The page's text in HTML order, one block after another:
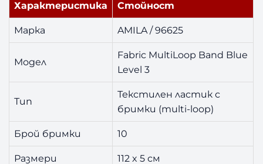
B
l
u
Характеристика Стойност
Марка AMILA / 96625
Модел
Fabric MultiLoop Band Blue
Level 3
Тип
Текстилен ластик с
бримки (multi-loop)
Брой бримки 10
Размери 112 x 5 см